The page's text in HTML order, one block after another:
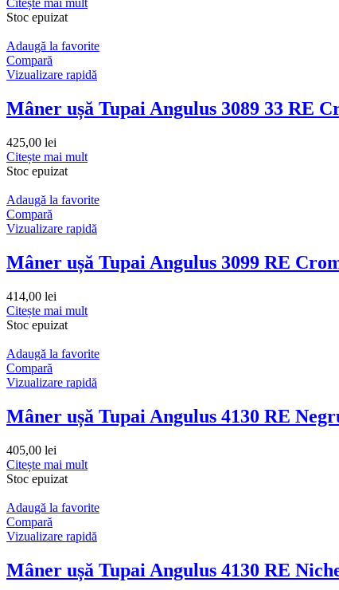
Citește mai mult
Stoc epuizat
Adaugă la favorite
Compară
Vizualizare rapidă
Mâner ușă Tupai Angulus 3089 33 RE
425,00 lei
Citește mai mult
Stoc epuizat
Adaugă la favorite
Compară
Vizualizare rapidă
Mâner ușă Tupai Angulus 3099 RE
414,00 lei
Citește mai mult
Stoc epuizat
Adaugă la favorite
Compară
Vizualizare rapidă
Mâner ușă Tupai Angulus 4130 RE
405,00 lei
Citește mai mult
Stoc epuizat
Adaugă la favorite
Compară
Vizualizare rapidă
Mâner ușă Tupai Angulus 4130 RE